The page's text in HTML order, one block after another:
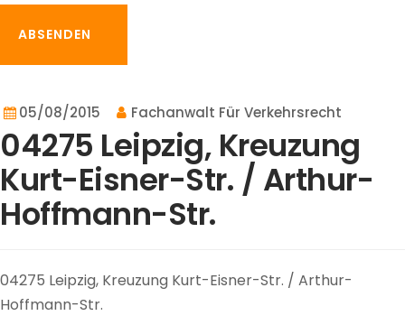
ABSENDEN
05/08/2015 Fachanwalt Für Verkehrsrecht
04275 Leipzig, Kreuzung
Kurt-Eisner-Str. / Arthur-
Hoffmann-Str.
04275 Leipzig, Kreuzung Kurt-Eisner-Str. / Arthur-
Hoffmann-Str.